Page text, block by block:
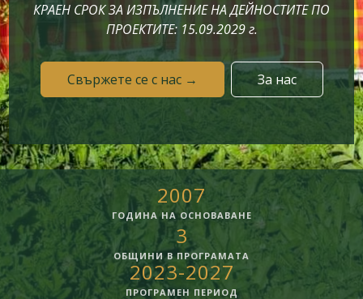
КРАЕН СРОК ЗА ИЗПЪЛНЕНИЕ НА ДЕЙНОСТИТЕ ПО
ПРОЕКТИТЕ: 15.09.2029 г.
Свържете се с нас → За нас
2007
ГОДИНА НА ОСНОВАВАНЕ
3
ОБЩИНИ В ПРОГРАМАТА
2023-2027
ПРОГРАМЕН ПЕРИОД